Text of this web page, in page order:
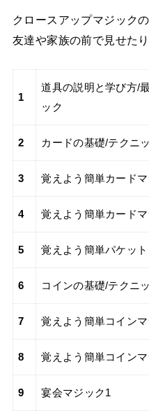
クロースアップマジック
友達や家族の前で見せた
1
道具の説明と学び方/
ック
2 カードの基礎/テクニ
3 覚えよう簡単カード
4 覚えよう簡単カード
5 覚えよう簡単パケッ
6 コインの基礎/テクニ
7 覚えよう簡単コイン
8 覚えよう簡単コイン
9 宴会マジック1